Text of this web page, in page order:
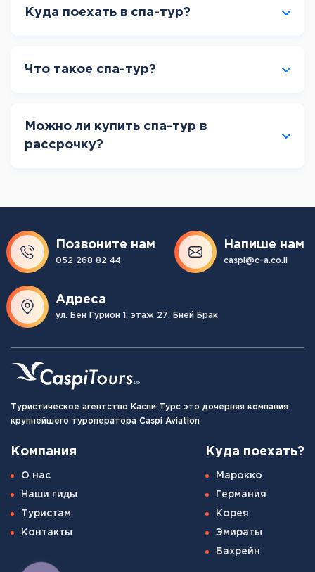
Куда поехать в спа-тур?
Что такое спа-тур?
Можно ли купить спа-тур в
рассрочку?
Позвоните нам
052 268 82 44
Напише нам
caspi@c-a.co.il
Адреса
ул. Бен Гурион 1, этаж 27, Бней Брак
Туристическое агентство Каспи Турс это дочерняя компания
крупнейшего туроператора Caspi Aviation
Компания
О нас
Наши гиды
Туристам
Контакты
Куда поехать?
Марокко
Германия
Корея
Эмираты
Бахрейн